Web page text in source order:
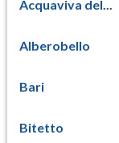
Acquaviva del...
Alberobello
Bari
Bitetto